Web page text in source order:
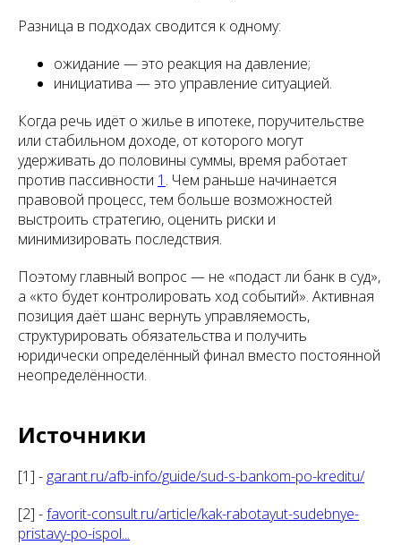
Разница в подходах сводится к одному:
ожидание — это реакция на давление;
инициатива — это управление ситуацией.
Когда речь идёт о жилье в ипотеке, поручительстве
или стабильном доходе, от которого могут
удерживать до половины суммы, время работает
против пассивности 1 . Чем раньше начинается
правовой процесс, тем больше возможностей
выстроить стратегию, оценить риски и
минимизировать последствия.
Поэтому главный вопрос — не «подаст ли банк в суд»,
а «кто будет контролировать ход событий». Активная
позиция даёт шанс вернуть управляемость,
структурировать обязательства и получить
юридически определённый финал вместо постоянной
неопределённости.
Источники
[1] - garant.ru/afb-info/guide/sud-s-bankom-po-kreditu/
[2] -favorit-consult.ru/article/kak-rabotayut-sudebnye-
pristavy-po-ispol...